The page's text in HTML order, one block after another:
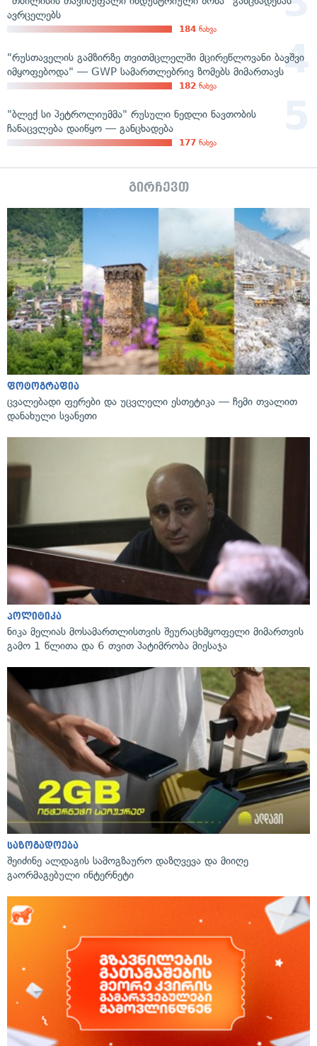
ავრცელებს
184 ნახვა
"რუსთაველის გამზირზე თვითმცლელში მცირეწლოვანი ბავშვი
იმყოფებოდა" — GWP სამართლებრივ ზომებს მიმართავს
182 ნახვა
"ბლექ სი პეტროლიუმმა" რუსული ნედლი ნავთობის
ჩანაცვლება დაიწყო — განცხადება
177 ნახვა
გირჩევთ
ფოტოგრაფია
ცვალებადი ფერები და უცვლელი ესთეტიკა — ჩემი თვალით
დანახული სვანეთი
პოლიტიკა
ნიკა მელიას მოსამართლისთვის შეურაცხმყოფელი მიმართვის
გამო 1 წლითა და 6 თვით პატიმრობა მიესაჯა
საზოგადოება
შეიძინე ალდაგის სამოგზაურო დაზღვევა და მიიღე
გაორმაგებული ინტერნეტი